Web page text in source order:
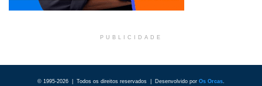
PUBLICIDADE
© 1995-2026 | Todos os direitos reservados | Desenvolvido por Os Orcas